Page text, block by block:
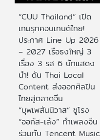
“CUU Thailand” เปิด
เกมรุกคอนเทนต์ไทย!
ประกาศ Line Up 2026
– 2027 เรือธงใหญ่ 3
เรื่อง 3 รส 6 นักแสดง
นำ! ดัน Thai Local
Content ส่งออกศิลปิน
ไทยสู่ตลาดจีน
“บุพเพสันนิวาส” ชูโรง
“ออกัส-เล้ง” ทำเพลงจีน
ร่วมกับ Tencent Music